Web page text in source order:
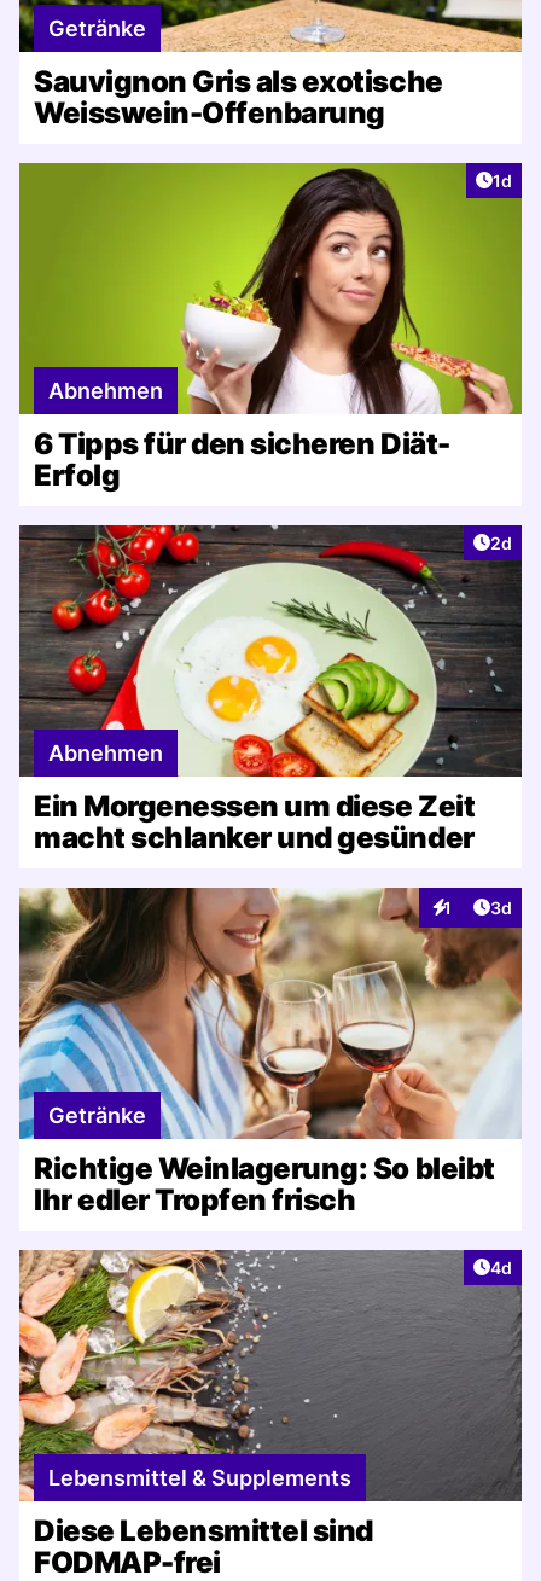
Getränke
Sauvignon Gris als exotische
Weisswein-Offenbarung
1d
Abnehmen
6 Tipps für den sicheren Diät-
Erfolg
2d
Abnehmen
Ein Morgenessen um diese Zeit
macht schlanker und gesünder
1
Interaktionen
3d
Getränke
Richtige Weinlagerung: So bleibt
Ihr edler Tropfen frisch
4d
Lebensmittel & Supplements
Diese Lebensmittel sind
FODMAP-frei